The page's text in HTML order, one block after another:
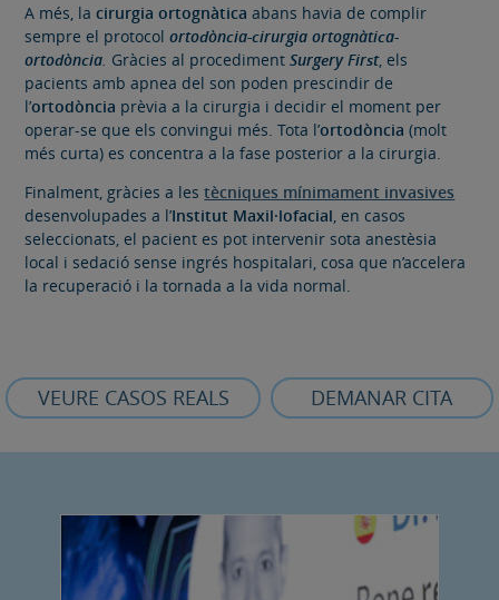
A més, lacirurgia ortognàtica abans havia de complir
sempre el protocolortodòncia-cirurgia ortognàtica-
ortodòncia. Gràcies al procedimentSurgery First, els
pacients amb apnea del son poden prescindir de
l’ortodòncia prèvia a la cirurgia i decidir el moment per
operar-se que els convingui més. Tota l’ortodòncia (molt
més curta) es concentra a la fase posterior a la cirurgia.
Finalment, gràcies a lestècniques mínimament invasives
desenvolupades a l’Institut Maxil·lofacial, en casos
seleccionats, el pacient es pot intervenir sota anestèsia
local i sedació sense ingrés hospitalari, cosa que n’accelera
la recuperació i la tornada a la vida normal.
VEURE CASOS REALS DEMANAR CITA